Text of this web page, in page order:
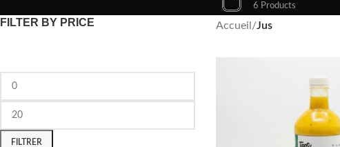
6 Products
FILTER BY PRICE
FILTRER
Accueil /Jus